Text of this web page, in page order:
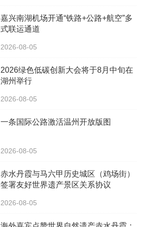
嘉兴南湖机场开通“铁路+公路+航空”多
式联运通道
2026-08-05
2026绿色低碳创新大会将于8月中旬在
湖州举行
2026-08-05
一条国际公路激活温州开放版图
2026-08-05
赤水丹霞与马六甲历史城区（鸡场街）
签署友好世界遗产景区关系协议
2026-08-05